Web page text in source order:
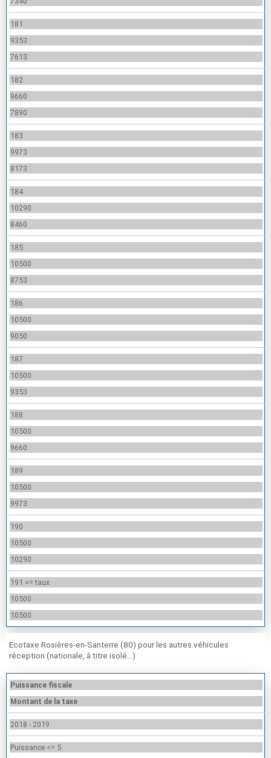
181
9353
7613
182
9660
7890
183
9973
8173
184
10290
8460
185
10500
8753
186
10500
9050
187
10500
9353
188
10500
9660
189
10500
9973
190
10500
10290
191 <= taux
10500
10500
Ecotaxe Rosières-en-Santerre (80) pour les autres véhicules
réception (nationale, à titre isolé…)
Puissance fiscale
Montant de la taxe
2018 - 2019
Puissance <= 5